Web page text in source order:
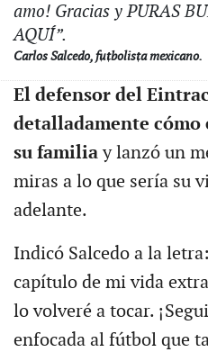
amo! Gracias y PURAS
AQUÍ”.
Carlos Salcedo, futbolista mexicano.
El defensor del
detalladamente cómo
su familiay lanzó un
miras a lo que sería su
adelante.
Indicó Salcedo a la
capítulo de mi vida
lo volveré a tocar.
enfocada al fútbol que